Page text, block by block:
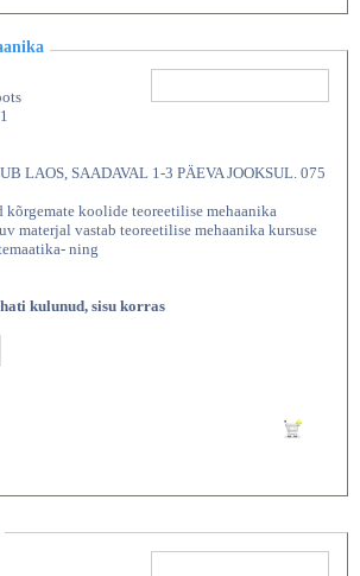
LAOS, SAADAVAL 1-3 PÄEVA JOOKSUL. 075
kõrgemate koolide teoreetilise mehaanika
materjal vastab teoreetilise mehaanika kursuse
ning
kulunud, sisu korras